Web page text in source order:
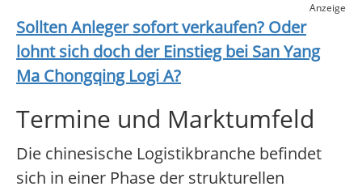
Anzeige
Sollten Anleger sofort verkaufen? Oder
lohnt sich doch der Einstieg bei San Yang
Ma Chongqing Logi A?
Termine und Marktumfeld
Die chinesische Logistikbranche befindet
sich in einer Phase der strukturellen